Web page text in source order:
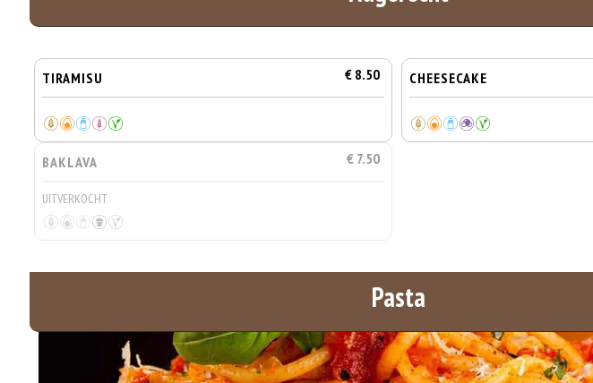
TIRAMISU € 8.50 CHEESECAKE
BAKLAVA € 7.50
UITVERKOCHT
Pasta